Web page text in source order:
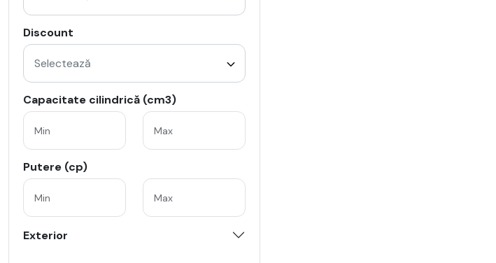
Discount
Selectează
Capacitate cilindrică (cm3)
Putere (cp)
Exterior